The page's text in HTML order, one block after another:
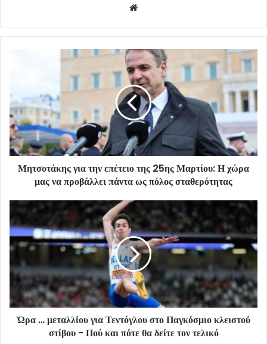
Μητσοτάκης για την επέτειο της 25ης Μαρτίου: Η χώρα
μας να προβάλλει πάντα ως πόλος σταθερότητας
Ώρα … μεταλλίου για Τεντόγλου στο Παγκόσμιο κλειστού
στίβου - Πού και πότε θα δείτε τον τελικό